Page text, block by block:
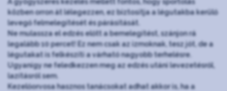
A gyógyszeres kezelés mellett fontos, hogy sportolás
közben orron át lélegezzen, ez biztosítja a légutakba kerülő
levegő felmelegítését és párásítását.
Ne mulassza el edzés előtt a bemelegítést, szánjon rá
legalább 10 percet! Ez nem csak az izmoknak, tesz jót, de a
légutakat is felkészíti a várható nagyobb terhelésre.
Ugyanígy ne feledkezzen meg az edzés utáni levezetésről,
lazításról sem.
Kezelőorvosa hasznos tanácsokat adhat akkor is, ha a